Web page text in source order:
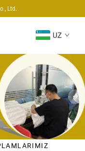
Ltd.
UZ